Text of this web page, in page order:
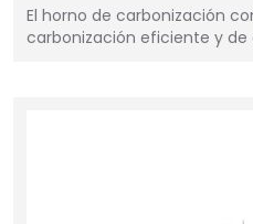
El horno de carbonización
carbonización eficiente y de